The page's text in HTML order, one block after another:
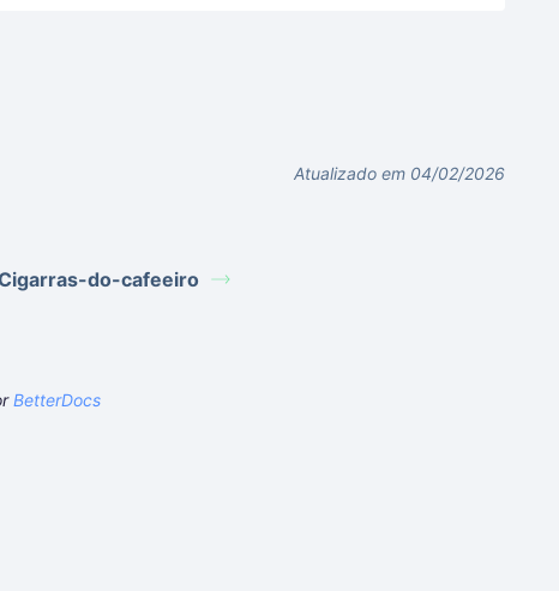
Atualizado em 04/02/2026
do-cafeeiro
BetterDocs